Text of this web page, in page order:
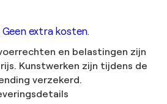
extra kosten.
en belastingen zijn
Kunstwerken zijn tijdens de
verzekerd.